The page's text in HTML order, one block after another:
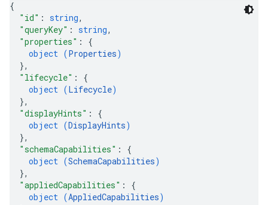
{
"id" : string,
"queryKey" : string,
"properties" : {
object (Properties)
},
"lifecycle" : {
object (Lifecycle)
},
"displayHints" : {
object (DisplayHints)
},
"schemaCapabilities" : {
object (SchemaCapabilities)
},
"appliedCapabilities" : {
object (AppliedCapabilities)